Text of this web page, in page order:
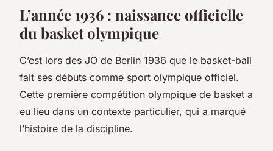
L’année 1936 : naissance officielle
du basket olympique
C’est lors des JO de Berlin 1936 que le basket-ball
fait ses débuts comme sport olympique officiel.
Cette première compétition olympique de basket a
eu lieu dans un contexte particulier, qui a marqué
l’histoire de la discipline.